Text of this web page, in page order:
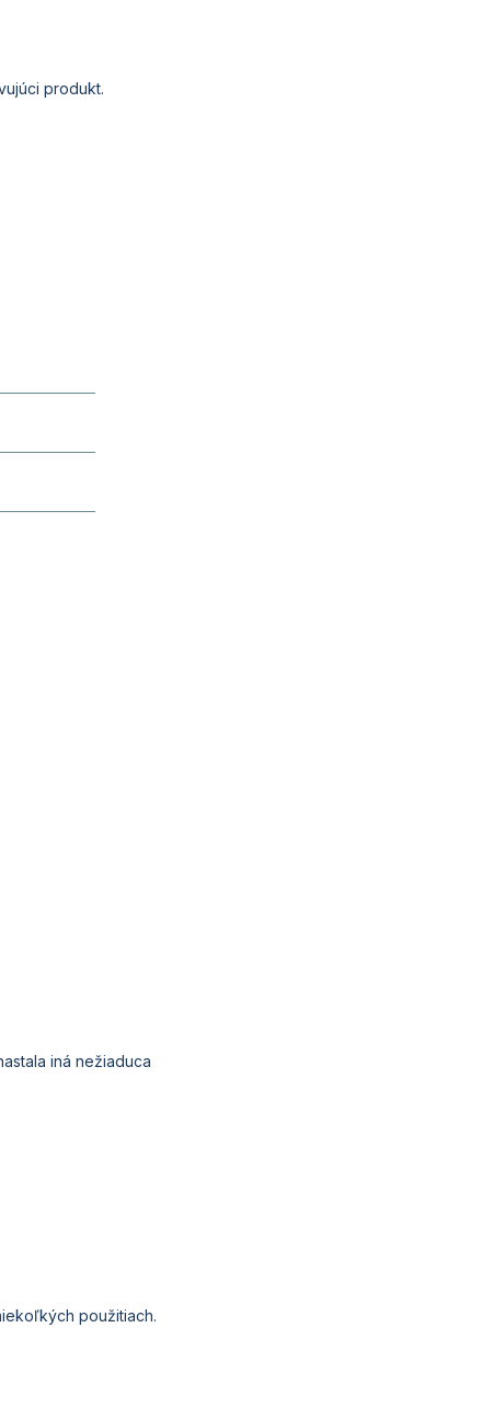
produkt.
iná nežiaduca
použitiach.